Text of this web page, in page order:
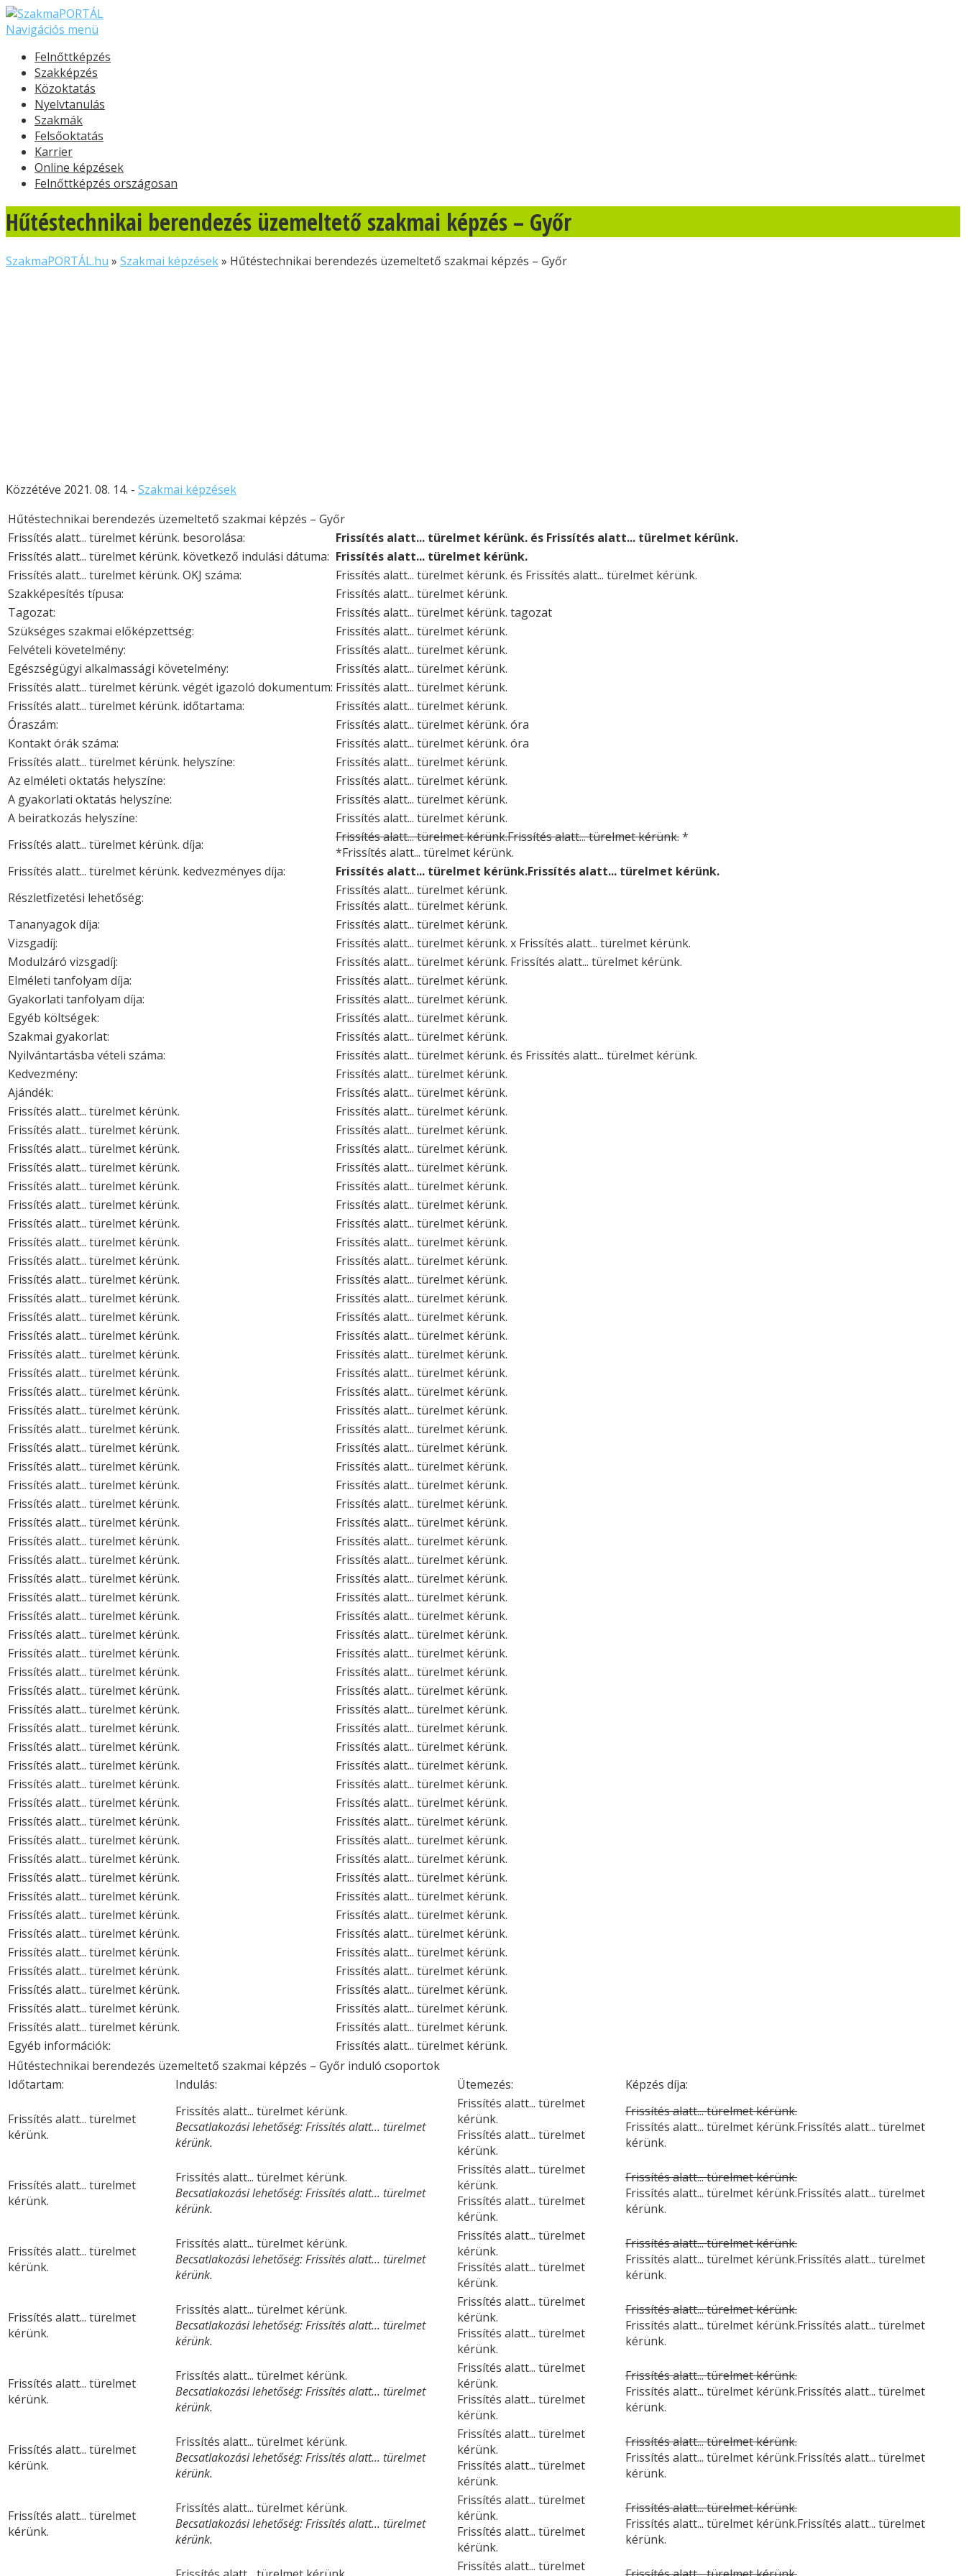
Navigációs menü
Felnőttképzés
Szakképzés
Közoktatás
Nyelvtanulás
Szakmák
Felsőoktatás
Karrier
Online képzések
Felnőttképzés országosan
Hűtéstechnikai berendezés üzemeltető szakmai képzés – Győr
SzakmaPORTÁL.hu » Szakmai képzések» Hűtéstechnikai berendezés üzemeltető szakmai képzés – Győr
Közzétéve 2021. 08. 14. - Szakmai képzések
Hűtéstechnikai berendezés üzemeltető szakmai képzés – Győr
Frissítés alatt... türelmet kérünk. besorolása:
Frissítés alatt... türelmet kérünk. és Frissítés alatt... türelmet kérünk.
Frissítés alatt... türelmet kérünk. következő indulási dátuma: Frissítés alatt... türelmet kérünk.
Frissítés alatt... türelmet kérünk. OKJ száma:
Frissítés alatt... türelmet kérünk. és Frissítés alatt... türelmet kérünk.
Szakképesítés típusa:
Frissítés alatt... türelmet kérünk.
Tagozat:
Frissítés alatt... türelmet kérünk. tagozat
Szükséges szakmai előképzettség:
Frissítés alatt... türelmet kérünk.
Felvételi követelmény:
Frissítés alatt... türelmet kérünk.
Egészségügyi alkalmassági követelmény:
Frissítés alatt... türelmet kérünk.
Frissítés alatt... türelmet kérünk. végét igazoló dokumentum: Frissítés alatt... türelmet kérünk.
Frissítés alatt... türelmet kérünk. időtartama:
Frissítés alatt... türelmet kérünk.
Óraszám:
Frissítés alatt... türelmet kérünk. óra
Kontakt órák száma:
Frissítés alatt... türelmet kérünk. óra
Frissítés alatt... türelmet kérünk. helyszíne:
Frissítés alatt... türelmet kérünk.
Az elméleti oktatás helyszíne:
Frissítés alatt... türelmet kérünk.
A gyakorlati oktatás helyszíne:
Frissítés alatt... türelmet kérünk.
A beiratkozás helyszíne:
Frissítés alatt... türelmet kérünk.
Frissítés alatt... türelmet kérünk. díja:
Frissítés alatt... türelmet kérünk.Frissítés alatt... türelmet kérünk.*
*Frissítés alatt... türelmet kérünk.
Frissítés alatt... türelmet kérünk. kedvezményes díja:
Frissítés alatt... türelmet kérünk.Frissítés alatt... türelmet kérünk.
Részletfizetési lehetőség:
Frissítés alatt... türelmet kérünk.
Frissítés alatt... türelmet kérünk.
Tananyagok díja:
Frissítés alatt... türelmet kérünk.
Vizsgadíj:
Frissítés alatt... türelmet kérünk. x Frissítés alatt... türelmet kérünk.
Modulzáró vizsgadíj:
Frissítés alatt... türelmet kérünk. Frissítés alatt... türelmet kérünk.
Elméleti tanfolyam díja:
Frissítés alatt... türelmet kérünk.
Gyakorlati tanfolyam díja:
Frissítés alatt... türelmet kérünk.
Egyéb költségek:
Frissítés alatt... türelmet kérünk.
Szakmai gyakorlat:
Frissítés alatt... türelmet kérünk.
Nyilvántartásba vételi száma:
Frissítés alatt... türelmet kérünk. és Frissítés alatt... türelmet kérünk.
Kedvezmény:
Frissítés alatt... türelmet kérünk.
Ajándék:
Frissítés alatt... türelmet kérünk.
Frissítés alatt... türelmet kérünk.
Frissítés alatt... türelmet kérünk.
Frissítés alatt... türelmet kérünk.
Frissítés alatt... türelmet kérünk.
Frissítés alatt... türelmet kérünk.
Frissítés alatt... türelmet kérünk.
Frissítés alatt... türelmet kérünk.
Frissítés alatt... türelmet kérünk.
Frissítés alatt... türelmet kérünk.
Frissítés alatt... türelmet kérünk.
Frissítés alatt... türelmet kérünk.
Frissítés alatt... türelmet kérünk.
Frissítés alatt... türelmet kérünk.
Frissítés alatt... türelmet kérünk.
Frissítés alatt... türelmet kérünk.
Frissítés alatt... türelmet kérünk.
Frissítés alatt... türelmet kérünk.
Frissítés alatt... türelmet kérünk.
Frissítés alatt... türelmet kérünk.
Frissítés alatt... türelmet kérünk.
Frissítés alatt... türelmet kérünk.
Frissítés alatt... türelmet kérünk.
Frissítés alatt... türelmet kérünk.
Frissítés alatt... türelmet kérünk.
Frissítés alatt... türelmet kérünk.
Frissítés alatt... türelmet kérünk.
Frissítés alatt... türelmet kérünk.
Frissítés alatt... türelmet kérünk.
Frissítés alatt... türelmet kérünk.
Frissítés alatt... türelmet kérünk.
Frissítés alatt... türelmet kérünk.
Frissítés alatt... türelmet kérünk.
Frissítés alatt... türelmet kérünk.
Frissítés alatt... türelmet kérünk.
Frissítés alatt... türelmet kérünk.
Frissítés alatt... türelmet kérünk.
Frissítés alatt... türelmet kérünk.
Frissítés alatt... türelmet kérünk.
Frissítés alatt... türelmet kérünk.
Frissítés alatt... türelmet kérünk.
Frissítés alatt... türelmet kérünk.
Frissítés alatt... türelmet kérünk.
Frissítés alatt... türelmet kérünk.
Frissítés alatt... türelmet kérünk.
Frissítés alatt... türelmet kérünk.
Frissítés alatt... türelmet kérünk.
Frissítés alatt... türelmet kérünk.
Frissítés alatt... türelmet kérünk.
Frissítés alatt... türelmet kérünk.
Frissítés alatt... türelmet kérünk.
Frissítés alatt... türelmet kérünk.
Frissítés alatt... türelmet kérünk.
Frissítés alatt... türelmet kérünk.
Frissítés alatt... türelmet kérünk.
Frissítés alatt... türelmet kérünk.
Frissítés alatt... türelmet kérünk.
Frissítés alatt... türelmet kérünk.
Frissítés alatt... türelmet kérünk.
Frissítés alatt... türelmet kérünk.
Frissítés alatt... türelmet kérünk.
Frissítés alatt... türelmet kérünk.
Frissítés alatt... türelmet kérünk.
Frissítés alatt... türelmet kérünk.
Frissítés alatt... türelmet kérünk.
Frissítés alatt... türelmet kérünk.
Frissítés alatt... türelmet kérünk.
Frissítés alatt... türelmet kérünk.
Frissítés alatt... türelmet kérünk.
Frissítés alatt... türelmet kérünk.
Frissítés alatt... türelmet kérünk.
Frissítés alatt... türelmet kérünk.
Frissítés alatt... türelmet kérünk.
Frissítés alatt... türelmet kérünk.
Frissítés alatt... türelmet kérünk.
Frissítés alatt... türelmet kérünk.
Frissítés alatt... türelmet kérünk.
Frissítés alatt... türelmet kérünk.
Frissítés alatt... türelmet kérünk.
Frissítés alatt... türelmet kérünk.
Frissítés alatt... türelmet kérünk.
Frissítés alatt... türelmet kérünk.
Frissítés alatt... türelmet kérünk.
Frissítés alatt... türelmet kérünk.
Frissítés alatt... türelmet kérünk.
Frissítés alatt... türelmet kérünk.
Frissítés alatt... türelmet kérünk.
Frissítés alatt... türelmet kérünk.
Frissítés alatt... türelmet kérünk.
Frissítés alatt... türelmet kérünk.
Frissítés alatt... türelmet kérünk.
Frissítés alatt... türelmet kérünk.
Frissítés alatt... türelmet kérünk.
Frissítés alatt... türelmet kérünk.
Frissítés alatt... türelmet kérünk.
Frissítés alatt... türelmet kérünk.
Frissítés alatt... türelmet kérünk.
Frissítés alatt... türelmet kérünk.
Frissítés alatt... türelmet kérünk.
Frissítés alatt... türelmet kérünk.
Frissítés alatt... türelmet kérünk.
Egyéb információk:
Frissítés alatt... türelmet kérünk.
Hűtéstechnikai berendezés üzemeltető szakmai képzés – Győr induló csoportok
Időtartam:
Indulás: Ütemezés: Képzés díja:
Frissítés alatt... türelmet
kérünk.
Frissítés alatt... türelmet kérünk.
Becsatlakozási lehetőség: Frissítés alatt... türelmet
kérünk.
Frissítés alatt... türelmet
kérünk.
Frissítés alatt... türelmet
kérünk.
Frissítés alatt... türelmet kérünk.
Frissítés alatt... türelmet kérünk.Frissítés alatt... türelmet
kérünk.
Frissítés alatt... türelmet
kérünk.
Frissítés alatt... türelmet kérünk.
Becsatlakozási lehetőség: Frissítés alatt... türelmet
kérünk.
Frissítés alatt... türelmet
kérünk.
Frissítés alatt... türelmet
kérünk.
Frissítés alatt... türelmet kérünk.
Frissítés alatt... türelmet kérünk.Frissítés alatt... türelmet
kérünk.
Frissítés alatt... türelmet
kérünk.
Frissítés alatt... türelmet kérünk.
Becsatlakozási lehetőség: Frissítés alatt... türelmet
kérünk.
Frissítés alatt... türelmet
kérünk.
Frissítés alatt... türelmet
kérünk.
Frissítés alatt... türelmet kérünk.
Frissítés alatt... türelmet kérünk.Frissítés alatt... türelmet
kérünk.
Frissítés alatt... türelmet
kérünk.
Frissítés alatt... türelmet kérünk.
Becsatlakozási lehetőség: Frissítés alatt... türelmet
kérünk.
Frissítés alatt... türelmet
kérünk.
Frissítés alatt... türelmet
kérünk.
Frissítés alatt... türelmet kérünk.
Frissítés alatt... türelmet kérünk.Frissítés alatt... türelmet
kérünk.
Frissítés alatt... türelmet
kérünk.
Frissítés alatt... türelmet kérünk.
Becsatlakozási lehetőség: Frissítés alatt... türelmet
kérünk.
Frissítés alatt... türelmet
kérünk.
Frissítés alatt... türelmet
kérünk.
Frissítés alatt... türelmet kérünk.
Frissítés alatt... türelmet kérünk.Frissítés alatt... türelmet
kérünk.
Frissítés alatt... türelmet
kérünk.
Frissítés alatt... türelmet kérünk.
Becsatlakozási lehetőség: Frissítés alatt... türelmet
kérünk.
Frissítés alatt... türelmet
kérünk.
Frissítés alatt... türelmet
kérünk.
Frissítés alatt... türelmet kérünk.
Frissítés alatt... türelmet kérünk.Frissítés alatt... türelmet
kérünk.
Frissítés alatt... türelmet
kérünk.
Frissítés alatt... türelmet kérünk.
Becsatlakozási lehetőség: Frissítés alatt... türelmet
kérünk.
Frissítés alatt... türelmet
kérünk.
Frissítés alatt... türelmet
kérünk.
Frissítés alatt... türelmet kérünk.
Frissítés alatt... türelmet kérünk.Frissítés alatt... türelmet
kérünk.
Frissítés alatt... türelmet